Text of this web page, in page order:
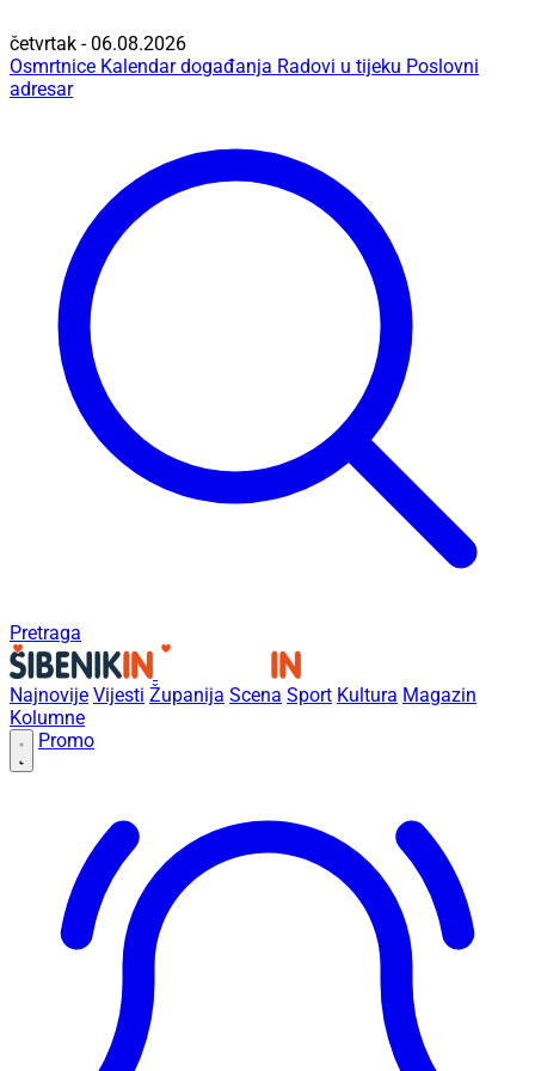
četvrtak - 06.08.2026
Osmrtnice Kalendar događanja Radovi u tijeku Poslovni
adresar
Pretraga
Najnovije Vijesti Županija Scena Sport Kultura Magazin
Kolumne
Promo